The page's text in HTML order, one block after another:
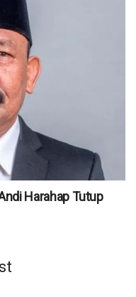
Harahap Tutup